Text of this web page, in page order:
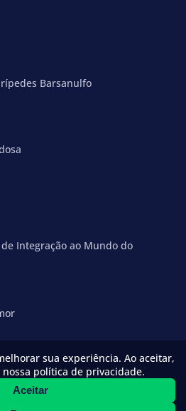
Barsanulfo
Integração ao Mundo do
–
desenvolvido por:
sua experiência. Ao aceitar,
nossa política de privacidade.
Aceitar